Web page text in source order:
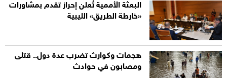
البعثة الأممية تُعلن إحراز تقدم بمشاورات
«خارطة الطريق» الليبية
هجمات وكوارث تضرب عدة دول.. قتلى
ومصابون في حوادث